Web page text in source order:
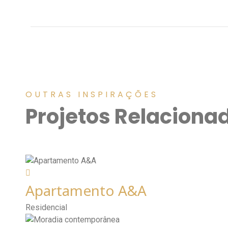
OUTRAS INSPIRAÇÕES
Projetos
Apartamento A&A
Residencial